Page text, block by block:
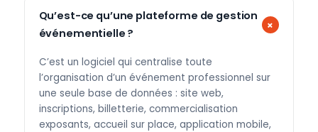
Qu’est-ce qu’une plateforme de gestion
événementielle ?
C’est un logiciel qui centralise toute
l’organisation d’un événement professionnel sur
une seule base de données : site web,
inscriptions, billetterie, commercialisation
exposants, accueil sur place, application mobile,